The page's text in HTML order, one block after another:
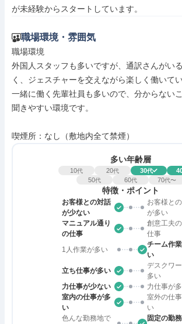
が未経験からスタートしています。
職場環境・雰囲気
職場環境
外国人スタッフも多いですが、通訳さんがい
く、ジェスチャーを交えながら楽しく働いてい
一緒に働く先輩社員も多いので、分からない
聞きやすい環境です。
喫煙所：なし（敷地内全て禁煙）
多い年齢層
10代 20代 30代
50代 60代 70代〜
特徴・ポイント
お客様との対話
が少ない
お客様と
が多い
マニュアル通り
の仕事
創意工夫
仕事
1人作業が多い
チーム作
い
立ち仕事が多い
デスクワ
多い
力仕事が少ない
力仕事が
室内の仕事が多
い
室外の仕
い
色んな勤務地で
固定の勤